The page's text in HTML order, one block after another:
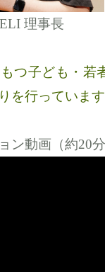
理事長
つ子ども・若
を行っています
ン動画（約20分